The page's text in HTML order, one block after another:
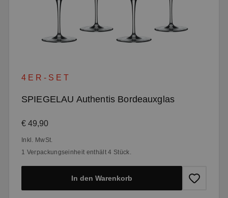
4ER-SET
SPIEGELAU Authentis Bordeauxglas
Regulärer Preis:
€ 49,90
Inkl. MwSt.
1 Verpackungseinheit enthält 4 Stück.
In den Warenkorb